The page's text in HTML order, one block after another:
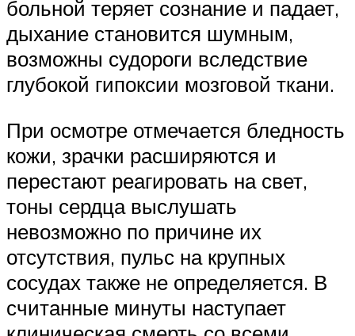
больной теряет сознание и падает,
дыхание становится шумным,
возможны судороги вследствие
глубокой гипоксии мозговой ткани.
При осмотре отмечается бледность
кожи, зрачки расширяются и
перестают реагировать на свет,
тоны сердца выслушать
невозможно по причине их
отсутствия, пульс на крупных
сосудах также не определяется. В
считанные минуты наступает